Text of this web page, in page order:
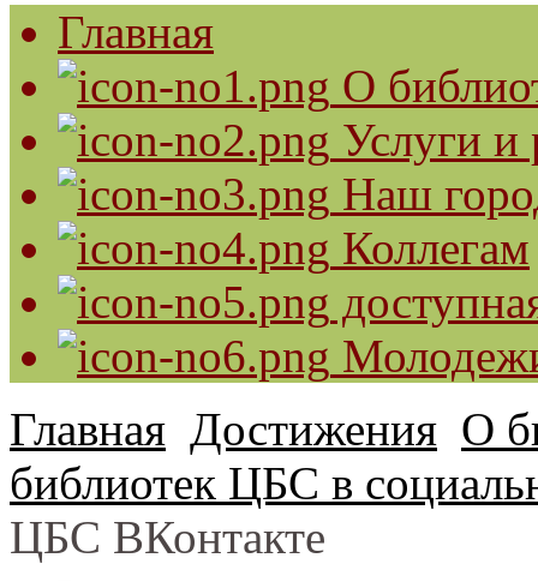
Главная
О
Услуги и
Наш
Коллегам
Главная Достижения О
библиотек ЦБС в
ЦБС ВКонтакте